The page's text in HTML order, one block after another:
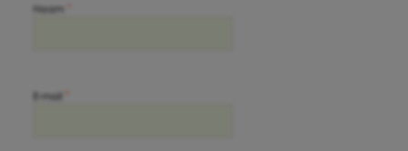
Naam
E-mail